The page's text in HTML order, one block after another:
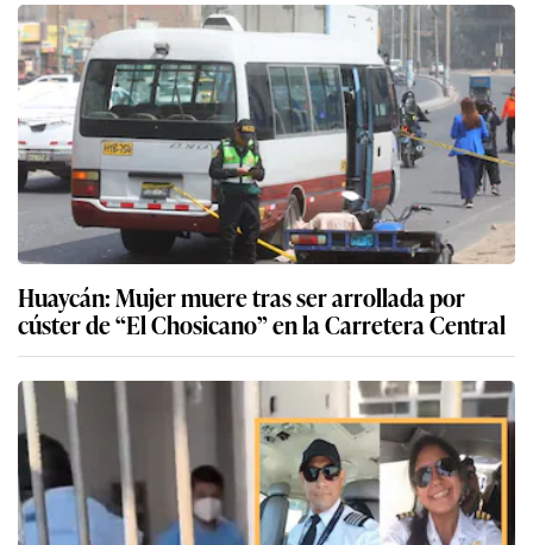
Huaycán: Mujer muere tras ser arrollada por
cúster de “El Chosicano” en la Carretera Central